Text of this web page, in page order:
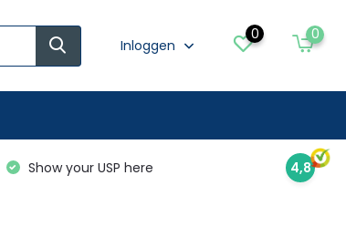
Inloggen
0 0
Show your USP here 4,8